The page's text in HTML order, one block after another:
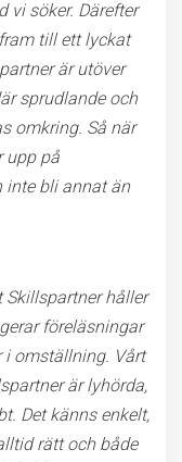
vi söker. Därefter
till ett lyckat
är utöver
sprudlande och
omkring. Så när
upp på
inte bli annat än
håller
föreläsningar
i omställning. Vårt
är lyhörda,
Det känns enkelt,
rätt och både